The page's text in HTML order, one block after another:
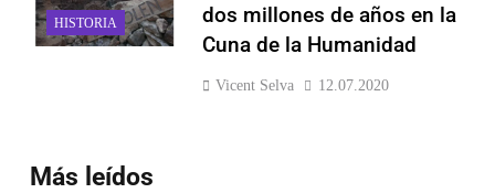
Más leídos
HISTORIA
dos millones de años en la
Cuna de la Humanidad
Vicent Selva 12.07.2020